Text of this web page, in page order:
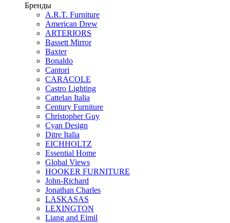
Бренды
A.R.T. Furniture
American Drew
ARTERIORS
Bassett Mirror
Baxter
Bonaldo
Cantori
CARACOLE
Castro Lighting
Cattelan Italia
Century Furniture
Christopher Guy
Cyan Design
Ditre Italia
EICHHOLTZ
Essential Home
Global Views
HOOKER FURNITURE
John-Richard
Jonathan Charles
LASKASAS
LEXINGTON
Liang and Eimil